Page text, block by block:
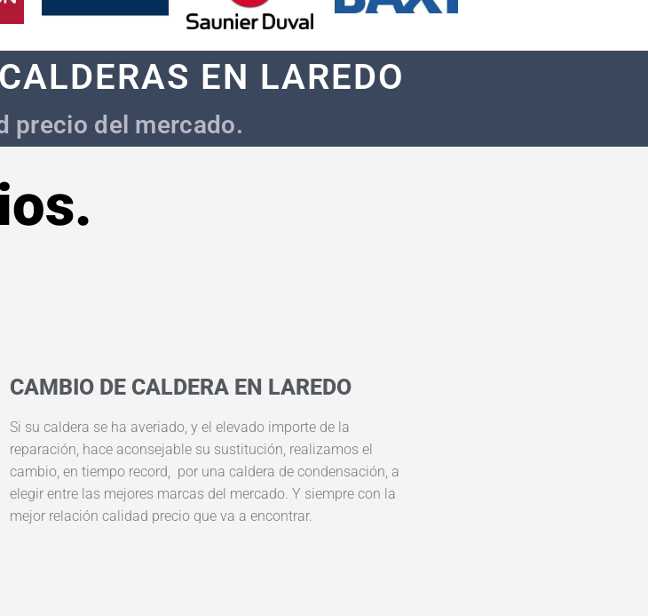
EN LAREDO
precio del mercado.
CAMBIO DE CALDERA EN LAREDO
Si su caldera se ha averiado, y el elevado importe de la
reparación, hace aconsejable su sustitución, realizamos el
cambio, en tiempo record, por una caldera de condensación, a
elegir entre las mejores marcas del mercado. Y siempre con la
mejor relación calidad precio que va a encontrar.